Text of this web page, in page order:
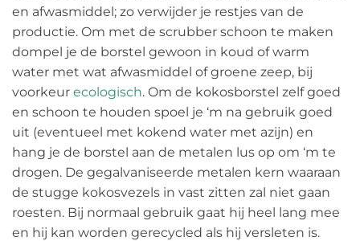
en afwasmiddel; zo verwijder je restjes van de
productie. Om met de scrubber schoon te maken
dompel je de borstel gewoon in koud of warm
water met wat afwasmiddel of groene zeep, bij
voorkeur ecologisch. Om de kokosborstel zelf goed
en schoon te houden spoel je ‘m na gebruik goed
uit (eventueel met kokend water met azijn) en
hang je de borstel aan de metalen lus op om ‘m te
drogen. De gegalvaniseerde metalen kern waaraan
de stugge kokosvezels in vast zitten zal niet gaan
roesten. Bij normaal gebruik gaat hij heel lang mee
en hij kan worden gerecycled als hij versleten is.